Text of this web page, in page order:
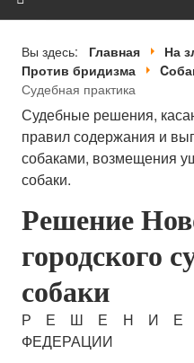
ГЛАВНАЯ
О НАС
Мои собаки
Социальная работа
НРКА / ПИТ РЕАЛ
ПИТ ПРАЙТ
ЗООЗАЩИТА
НА ЗЛОБУ ДНЯ
Вы здесь: Главная
На
Против бридизма
Судебная практика
Судебные решения,
правил содержания и
собаками, возмещения
собаки.
Решение
городского
собаки
Р Е Ш Е Н И Е
ФЕДЕРАЦИИ